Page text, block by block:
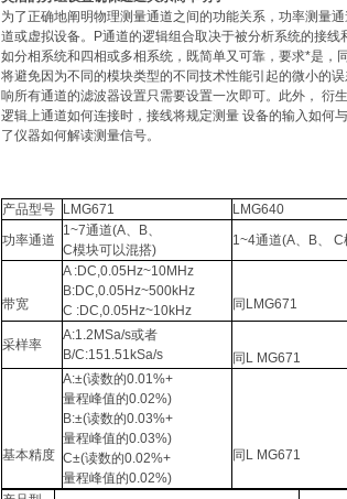
为了正确地阐明物理测量通道之间的功能关系，功率测量
道或虚拟设备。P通道的逻辑组合取决于被分析系统的接
如分相系统和四相或多相系统，既简单又可靠，要求*是，
将避免因为不同的模块类型的不同技术性能引起的微小的
响所有通道的滤波器设置只需要设置一次即可。此外， 衍
逻辑上通道如何连接时，接线将规定测量 设备的输入如何
了仪器如何解读测量信号。
产品型号 LMG671 LMG640
功率通道
1~7通道(A、B、
C模块可以混搭)
1~4通道(A、B、
带宽
A :DC,0.05Hz~10MHz
B:DC,0.05Hz~500kHz
C :DC,0.05Hz~10kHz
同LMG671
采样率
A:1.2MSa/s或者
B/C:151.51kSa/s
同L MG671
基本精度
A:±(读数的0.01%+
量程峰值的0.02%)
B:±(读数的0.03%+
量程峰值的0.03%)
C±(读数的0.02%+
量程峰值的0.02%)
同L MG671